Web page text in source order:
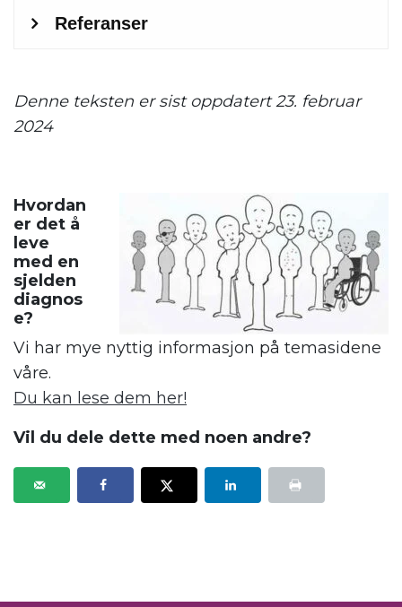
Denne teksten er sist oppdatert 23. februar
2024
Hvordan
er det å
leve
med en
sjelden
diagnos
e?
Vi har mye nyttig informasjon på temasidene
våre.
Du kan lese dem her!
Vil du dele dette med noen andre?